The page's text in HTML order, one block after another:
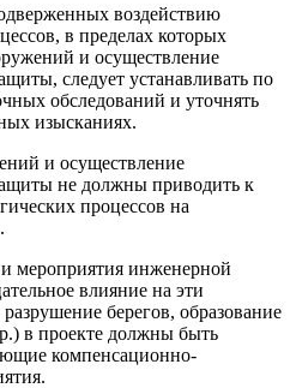
воздей­ствию
в пределах которых
и осуществление
следует устанавливать по
обследований и уточнять
изысканиях.
и осуществление
не должны приво­дить к
процес­сов на
мероприятия инже­нерной
влия­ние на эти
берегов, образование
в проекте должны быть
компенсационно-